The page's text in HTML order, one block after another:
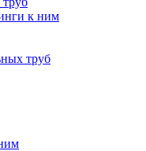
к ним
труб